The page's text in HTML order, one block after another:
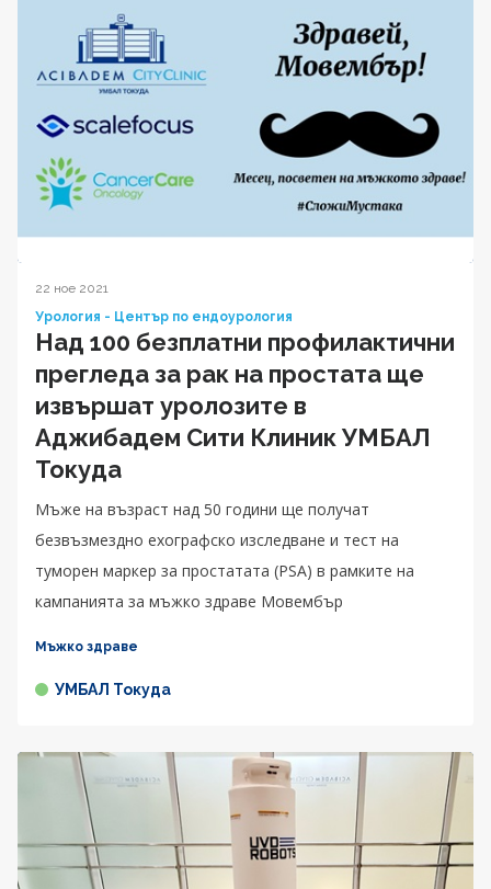
22 ное 2021
Урология - Център по ендоурология
Над 100 безплатни профилактични
прегледа за рак на простата ще
извършат уролозите в
Аджибадем Сити Клиник УМБАЛ
Токуда
Мъже на възраст над 50 години ще получат
безвъзмездно ехографско изследване и тест на
туморен маркер за простатата (PSA) в рамките на
кампанията за мъжко здраве Мовембър
Мъжко здраве
УМБАЛ Токуда